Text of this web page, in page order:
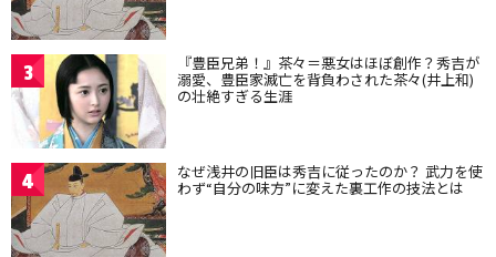
3 『豊臣兄弟！』茶々＝悪女はほぼ創作？秀吉が
溺愛、豊臣家滅亡を背負わされた茶々(井上和)
の壮絶すぎる生涯
4 なぜ浅井の旧臣は秀吉に従ったのか？ 武力を使
わず“自分の味方”に変えた裏工作の技法とは